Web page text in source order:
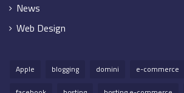
News
Web Design
Apple blogging domini e-commerce